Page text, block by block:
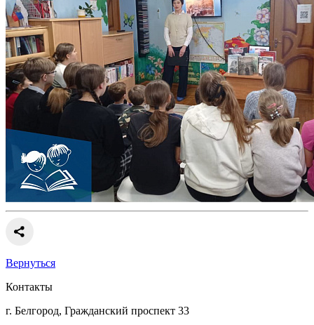
Вернуться
Контакты
г. Белгород, Гражданский проспект 33